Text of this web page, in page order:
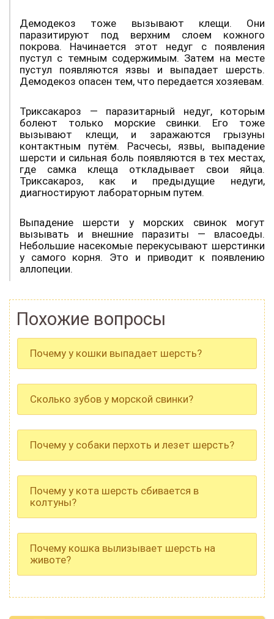
Демодекоз тоже вызывают клещи. Они
паразитируют под верхним слоем кожного
покрова. Начинается этот недуг с появления
пустул с темным содержимым. Затем на месте
пустул появляются язвы и выпадает шерсть.
Демодекоз опасен тем, что передается хозяевам.
Триксакароз — паразитарный недуг, которым
болеют только морские свинки. Его тоже
вызывают клещи, и заражаются грызуны
контактным путём. Расчесы, язвы, выпадение
шерсти и сильная боль появляются в тех местах,
где самка клеща откладывает свои яйца.
Триксакароз, как и предыдущие недуги,
диагностируют лабораторным путем.
Выпадение шерсти у морских свинок могут
вызывать и внешние паразиты — власоеды.
Небольшие насекомые перекусывают шерстинки
у самого корня. Это и приводит к появлению
аллопеции.
Похожие вопросы
Почему у кошки выпадает шерсть?
Сколько зубов у морской свинки?
Почему у собаки перхоть и лезет шерсть?
Почему у кота шерсть сбивается в
колтуны?
Почему кошка вылизывает шерсть на
животе?